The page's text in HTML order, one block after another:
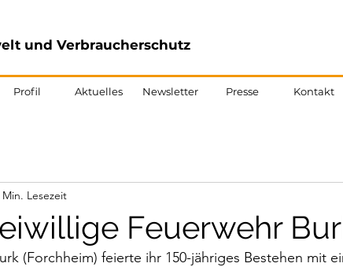
und Verbraucherschutz
Profil Aktuelles Newsletter Presse Kontakt
Feuerwehr
Min. Lesezeit
(Forchheim) feierte ihr 150-jähriges Bestehen mit